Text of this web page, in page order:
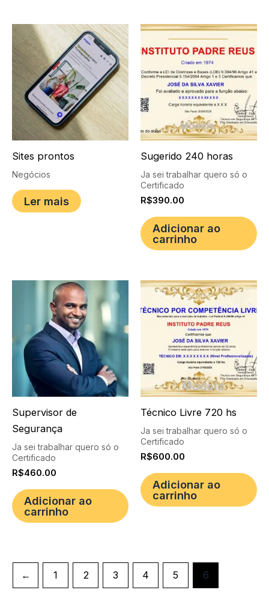
Sites prontos
Negócios
Ler mais
Sugerido 240 horas
Ja sei trabalhar quero só o
Certificado
R$390.00
Adicionar ao
carrinho
Supervisor de
Segurança
Ja sei trabalhar quero só o
Certificado
R$460.00
Adicionar ao
carrinho
Técnico Livre 720 hs
Ja sei trabalhar quero só o
Certificado
R$600.00
Adicionar ao
carrinho
← 1 2 3 4 5 6